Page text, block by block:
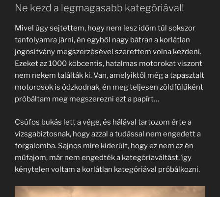
Ne kezd a legmagasabb kategóriával!
Mivel úgy sejtettem, hogy nem lesz időm túl sokszor
tanfolyamra járni, én egyből nagy bátran a korlátlan
jogosítvány megszerzésével szerettem volna kezdeni.
Ezeket az 1000 köbcentis, hatalmas motorokat viszont
nem nekem találták ki. Van, amelyiktől még a tapasztalt
motorosok is ódzkodnak, én meg teljesen zöldfülűként
próbáltam meg megszerezni ezt a papírt…
Csúfos bukás lett a vége, és hálával tartozom érte a
vizsgabiztosnak, hogy azzal a tudással nem engedett a
forgalomba. Sajnos mire kiderült, hogy ez nem az én
műfajom, már nem engedték a kategóriaváltást, így
kénytelen voltam a korlátlan kategóriával próbálkozni.